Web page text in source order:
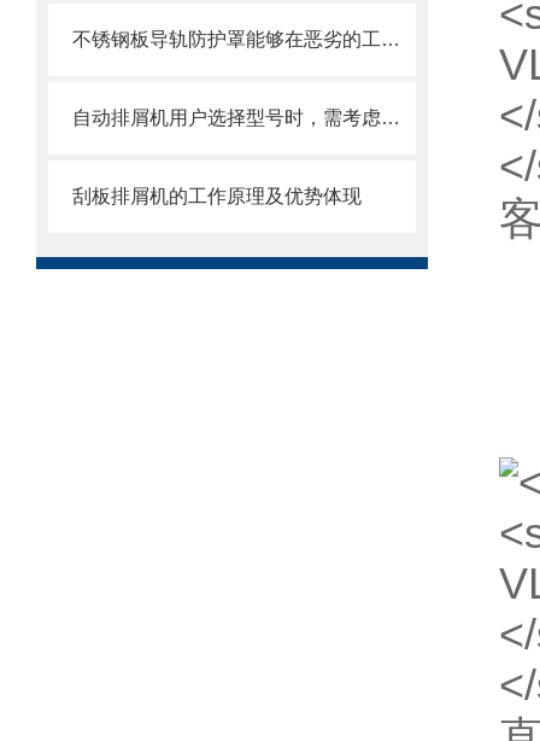
不锈钢板导轨防护罩能够在恶劣的工作环境中长期使用
自动排屑机用户选择型号时，需考虑哪些事项？
刮板排屑机的工作原理及优势体现